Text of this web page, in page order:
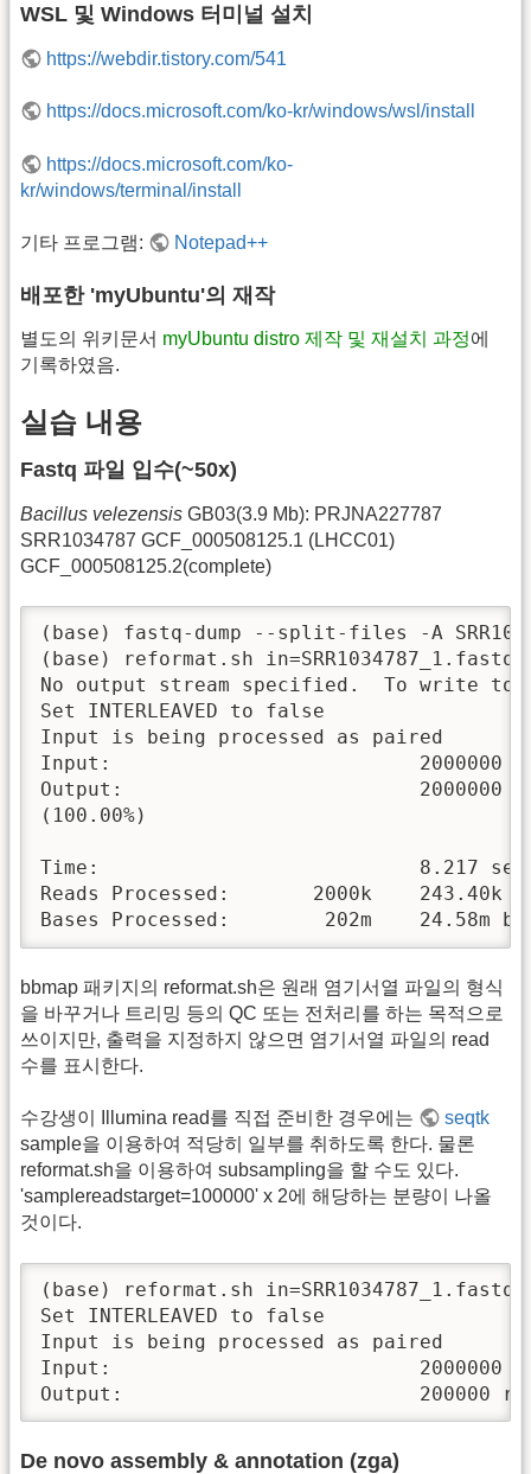
WSL 및 Windows 터미널 설치
https://webdir.tistory.com/541
https://docs.microsoft.com/ko-kr/windows/wsl/install
https://docs.microsoft.com/ko-
kr/windows/terminal/install
기타 프로그램: Notepad++
배포한 'myUbuntu'의 재작
별도의 위키문서 myUbuntu distro 제작 및 재설치 과정에
기록하였음.
실습 내용
Fastq 파일 입수(~50x)
Bacillus velezensis GB03(3.9 Mb): PRJNA227787
SRR1034787 GCF_000508125.1 (LHCC01)
GCF_000508125.2(complete)
(base) fastq-dump --split-files -A
(base) reformat.sh in=SRR1034787_1.fastq
No output stream specified.  To write
Set INTERLEAVED to false
Input is being processed as paired
Input:                          2000000
Output:                         2000000
(100.00%)
Time:                           8.217
Reads Processed:       2000k    243.40k
Bases Processed:        202m    24.58m
bbmap 패키지의 reformat.sh은 원래 염기서열 파일의 형식
을 바꾸거나 트리밍 등의 QC 또는 전처리를 하는 목적으로
쓰이지만, 출력을 지정하지 않으면 염기서열 파일의 read
수를 표시한다.
수강생이 Illumina read를 직접 준비한 경우에는
seqtk
sample을 이용하여 적당히 일부를 취하도록 한다. 물론
reformat.sh을 이용하여 subsampling을 할 수도 있다.
'samplereadstarget=100000' x 2에 해당하는 분량이 나올
것이다.
(base) reformat.sh in=SRR1034787_1.fastq
Set INTERLEAVED to false
Input is being processed as paired
Input:                          2000000
Output:                         200000 reads
De novo assembly & annotation (zga)